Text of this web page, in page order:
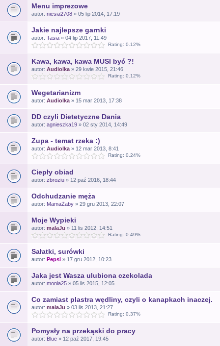
Menu imprezowe
autor: niesia2708 » 05 lip 2014, 17:19
Jakie najlepsze garnki
autor: Tasia » 04 lip 2017, 11:49
Rating: 0.12%
Kawa, kawa, kawa MUSI być ?!
autor: Audiolka » 29 kwie 2015, 21:46
Rating: 0.12%
Wegetarianizm
autor: Audiolka » 15 mar 2013, 17:38
DD czyli Dietetyczne Dania
autor: agnieszka19 » 02 sty 2014, 14:49
Zupa - temat rzeka :)
autor: Audiolka » 12 mar 2013, 8:41
Rating: 0.24%
Ciepły obiad
autor: zbroziu » 12 paź 2016, 18:44
Odchudzanie męża
autor: MamaŻaby » 29 gru 2013, 22:07
Moje Wypieki
autor: malaJu » 11 lis 2012, 14:51
Rating: 0.49%
Sałatki, surówki
autor: Pepsi » 17 gru 2012, 10:23
Jaka jest Wasza ulubiona czekolada
autor: monia25 » 05 lis 2015, 12:05
Co zamiast plastra wędliny, czyli o kanapkach inaczej.
autor: malaJu » 03 lis 2013, 21:27
Rating: 0.37%
Pomysły na przekąski do pracy
autor: Blue » 12 paź 2017, 19:45